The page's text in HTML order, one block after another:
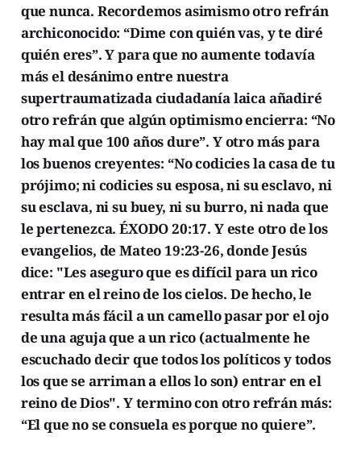
que nunca. Recordemos asimismo otro refrán
archiconocido: “Dime con quién vas, y te diré
quién eres”. Y para que no aumente todavía
más el desánimo entre nuestra
supertraumatizada ciudadanía laica añadiré
otro refrán que algún optimismo encierra: “No
hay mal que 100 años dure”. Y otro más para
los buenos creyentes: “No codicies la casa de tu
prójimo; ni codicies su esposa, ni su esclavo, ni
su esclava, ni su buey, ni su burro, ni nada que
le pertenezca. ÉXODO 20:17. Y este otro de los
evangelios, de Mateo 19:23-26, donde Jesús
dice: "Les aseguro que es difícil para un rico
entrar en el reino de los cielos. De hecho, le
resulta más fácil a un camello pasar por el ojo
de una aguja que a un rico (actualmente he
escuchado decir que todos los políticos y todos
los que se arriman a ellos lo son) entrar en el
reino de Dios". Y termino con otro refrán más:
“El que no se consuela es porque no quiere”.